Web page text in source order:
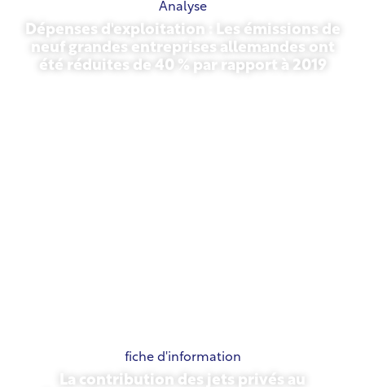
Analyse
Dépenses d'exploitation : Les émissions de
neuf grandes entreprises allemandes ont
été réduites de 40 % par rapport à 2019
fiche d'information
La contribution des jets privés au